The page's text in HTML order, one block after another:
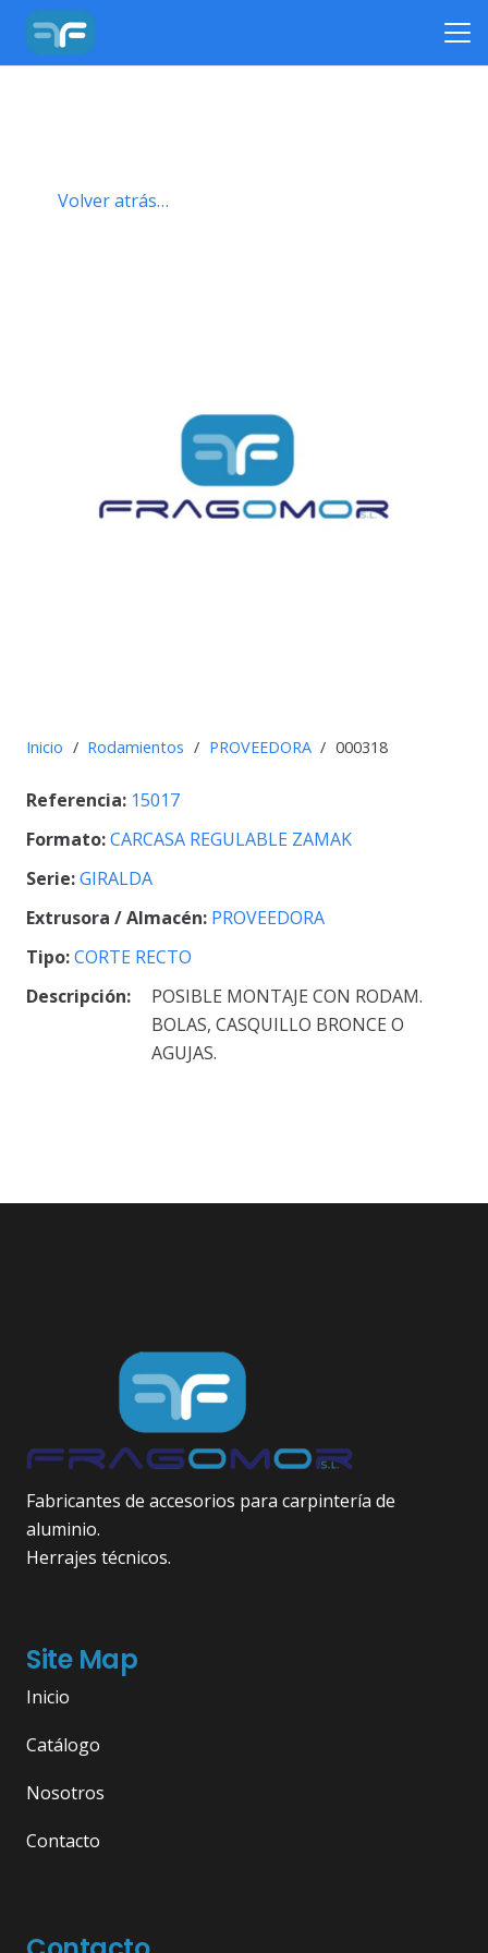
Volver atrás…
Inicio / Rodamientos / PROVEEDORA / 000318
Referencia: 15017
Formato:CARCASA REGULABLE ZAMAK
Serie:GIRALDA
Extrusora / Almacén: PROVEEDORA
Tipo:CORTE RECTO
Descripción:
POSIBLE MONTAJE CON RODAM.
BOLAS, CASQUILLO BRONCE O
AGUJAS.
Fabricantes de accesorios para carpintería de
aluminio.
Herrajes técnicos.
Site Map
Inicio
Catálogo
Nosotros
Contacto